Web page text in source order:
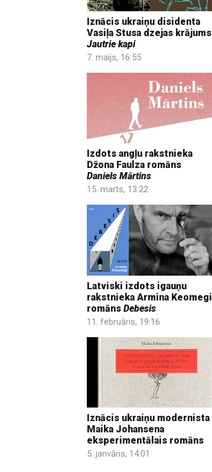
Iznācis ukraiņu disidenta
Vasiļa Stusa dzejas krājums
Jautrie kapi
7. maijs, 16:55
Izdots angļu rakstnieka
Džona Faulza romāns
Daniels Mārtins
15. marts, 13:22
Latviski izdots igauņu
rakstnieka Armina Keomegi
romāns Debesis
11. februāris, 19:16
Iznācis ukraiņu modernista
Maika Johansena
eksperimentālais romāns
5. janvāris, 14:01